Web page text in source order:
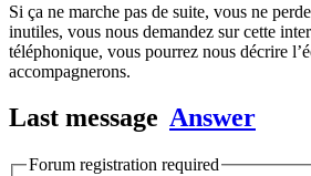
Si ça ne marche pas de suite, vous ne
inutiles, vous nous demandez sur cette
téléphonique, vous pourrez nous décrire
accompagnerons.
Last message Answer
Forum registration required